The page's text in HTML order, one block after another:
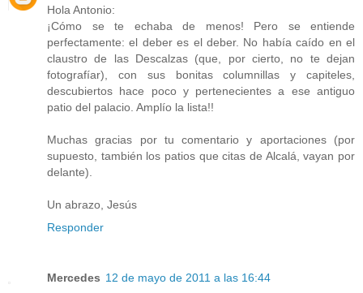
Hola Antonio:
¡Cómo se te echaba de menos! Pero se entiende
perfectamente: el deber es el deber. No había caído en el
claustro de las Descalzas (que, por cierto, no te dejan
fotografíar), con sus bonitas columnillas y capiteles,
descubiertos hace poco y pertenecientes a ese antiguo
patio del palacio. Amplío la lista!!
Muchas gracias por tu comentario y aportaciones (por
supuesto, también los patios que citas de Alcalá, vayan por
delante).
Un abrazo, Jesús
Responder
Mercedes 12 de mayo de 2011 a las 16:44